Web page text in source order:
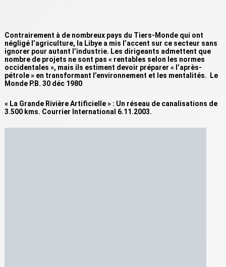
Contrairement à de nombreux pays du Tiers-Monde qui ont
négligé l’agriculture, la Libye a mis l’accent sur ce secteur sans
ignorer pour autant l’industrie. Les dirigeants admettent que
nombre de projets ne sont pas « rentables selon les normes
occidentales », mais ils estiment devoir préparer « l’après-
pétrole » en transformant l’environnement et les mentalités. Le
Monde P.B. 30 déc 1980
« La Grande Rivière Artificielle » : Un réseau de canalisations de
3.500 kms. Courrier International 6.11.2003.